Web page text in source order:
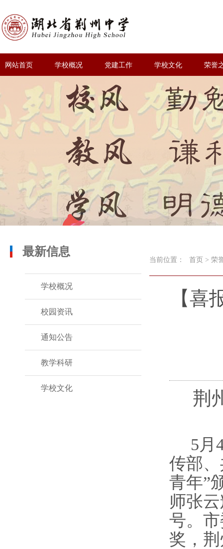
网站首页 学校概况 党建工作 学校文化 荣誉
最新信息
学校概况
校园资讯
通知公告
教学科研
学校文化
当前位置： 首页 > 荣
【喜
荆
5月
传部
青年”
师张
号。
奖，